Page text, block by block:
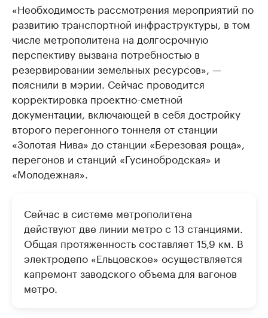
«Необходимость рассмотрения мероприятий по
развитию транспортной инфраструктуры, в том
числе метрополитена на долгосрочную
перспективу вызвана потребностью в
резервировании земельных ресурсов», —
пояснили в мэрии. Сейчас проводится
корректировка проектно-сметной
документации, включающей в себя достройку
второго перегонного тоннеля от станции
«Золотая Нива» до станции «Березовая роща»,
перегонов и станций «Гусинобродская» и
«Молодежная».
Сейчас в системе метрополитена
действуют две линии метро с 13 станциями.
Общая протяженность составляет 15,9 км. В
электродепо «Ельцовское» осуществляется
капремонт заводского объема для вагонов
метро.